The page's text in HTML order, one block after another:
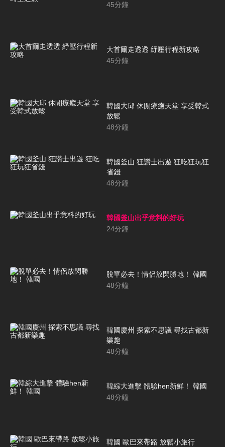
45分鐘
大首爾走透透 紓壓行程新攻略
45分鐘
韓國大邱 休閒療癒天堂 享受韓式
放鬆
48分鐘
韓國釜山 狂讚士出遊 狂吃狂玩狂
省錢
48分鐘
韓國釜山出乎意料的好玩
24分鐘
脫單必去！情侶放閃勝地！ 韓國
48分鐘
韓國慶州 探索不思議 尋找古都新
樂趣
48分鐘
韓綜大進擊 體驗hen新鮮！ 韓國
48分鐘
韓國 歐巴來帶路 放鬆小旅行